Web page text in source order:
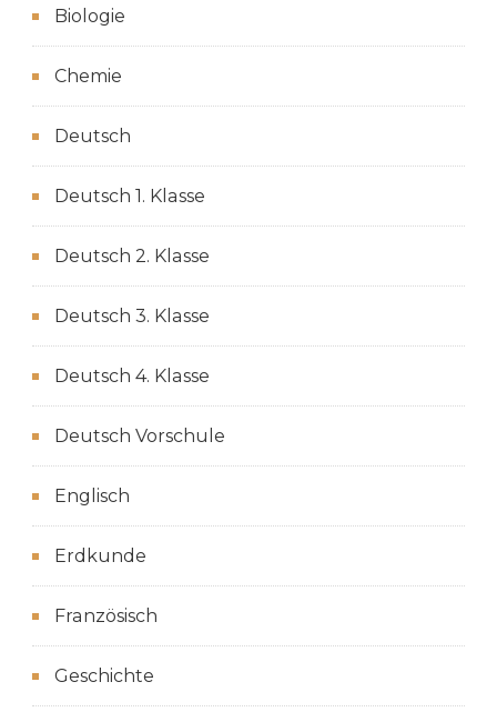
Biologie
Chemie
Deutsch
Deutsch 1. Klasse
Deutsch 2. Klasse
Deutsch 3. Klasse
Deutsch 4. Klasse
Deutsch Vorschule
Englisch
Erdkunde
Französisch
Geschichte